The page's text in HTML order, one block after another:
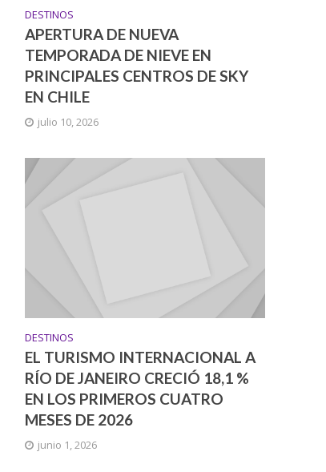
DESTINOS
APERTURA DE NUEVA
TEMPORADA DE NIEVE EN
PRINCIPALES CENTROS DE SKY
EN CHILE
julio 10, 2026
DESTINOS
EL TURISMO INTERNACIONAL A
RÍO DE JANEIRO CRECIÓ 18,1 %
EN LOS PRIMEROS CUATRO
MESES DE 2026
junio 1, 2026